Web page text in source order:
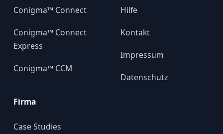
Conigma™ Connect
Conigma™ Connect
Express
Conigma™ CCM
Firma
Case Studies
Hilfe
Kontakt
Impressum
Datenschutz